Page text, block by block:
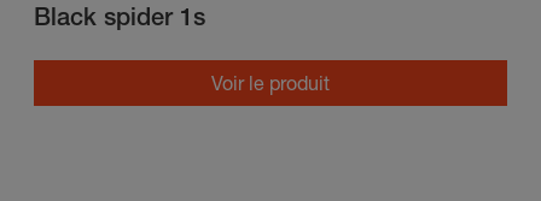
Black spider 1s
Voir le produit